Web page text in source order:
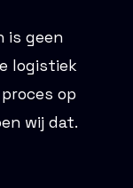
is geen
logistiek
op
wij dat.